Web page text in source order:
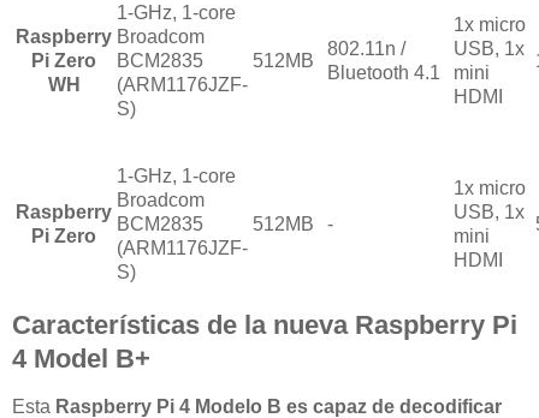
Raspberry
Pi Zero
WH
1-GHz, 1-core
Broadcom
BCM2835
(ARM1176JZF-
S)
512MB
802.11n /
Bluetooth 4.1
1x micro
USB, 1x
mini
HDMI
Raspberry
Pi Zero
1-GHz, 1-core
Broadcom
BCM2835
(ARM1176JZF-
S)
512MB -
1x micro
USB, 1x
mini
HDMI
Características de la nueva Raspberry Pi
4 Model B+
Esta Raspberry Pi 4 Modelo B es capaz de decodificar